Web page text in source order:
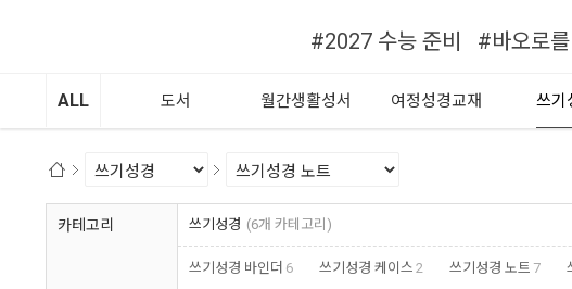
#2027 수능 준비 #바오로
ALL 도서 월간생활성서 여정성경교재 쓰기
카테고리 쓰기성경 (6개 카테고리)
쓰기성경 바인더 6 쓰기성경 케이스 2 쓰기성경 노트 7